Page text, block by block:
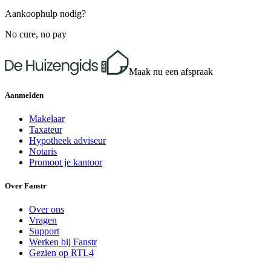
Aankoophulp nodig?
No cure, no pay
Maak nu een afspraak
Aanmelden
Makelaar
Taxateur
Hypotheek adviseur
Notaris
Promoot je kantoor
Over Fanstr
Over ons
Vragen
Support
Werken bij Fanstr
Gezien op RTL4